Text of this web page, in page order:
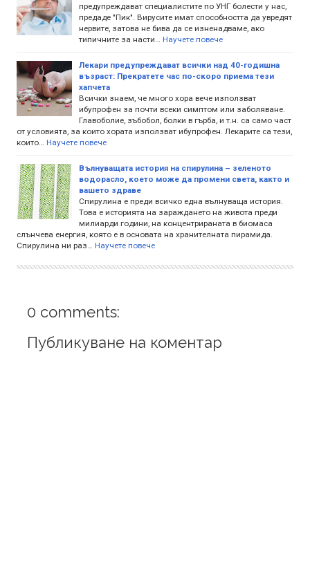
предупреждават специалистите по УНГ болести у нас,
предаде "Пик". Вирусите имат способността да увредят
нервите, затова не бива да се изненадваме, ако
типичните за насти…
Научете повече
Лекари предупреждават всички над 40-годишна
възраст: Прекратете час по-скоро приема тези
хапчета
Всички знаем, че много хора вече използват
ибупрофен за почти всеки симптом или заболяване.
Главоболие, зъбобол, болки в гърба, и т.н. са само част
от условията, за които хората използват ибупрофен. Лекарите са тези,
които…
Научете повече
Вълнуващата история на спирулина – зеленото
водорасло, което може да промени света, както и
вашето здраве
Спирулина е преди всичко една вълнуваща история.
Това е историята на зараждането на живота преди
милиарди години, на концентрираната в биомаса
слънчева енергия, която е в основата на хранителната пирамида.
Спирулина ни раз…
Научете повече
0 comments:
Публикуване на коментар